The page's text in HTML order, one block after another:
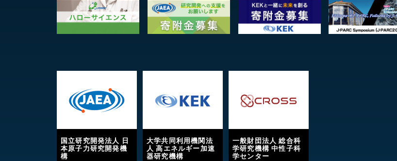
国立研究開発法人 日
本原子力研究開発機
構
大学共同利用機関法
人 高エネルギー加速
器研究機構
一般財団法人 総合科
学研究機構 中性子科
学センター